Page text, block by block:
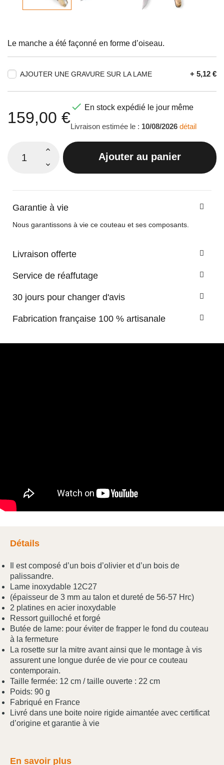
Le manche a été façonné en forme d’oiseau.
AJOUTER UNE GRAVURE SUR LA LAME + 5,12 €
159,00 €
 En stock expédié le jour même
Livraison estimée le : 10/08/2026 détail
Ajouter au panier
Garantie à vie
Nous garantissons à vie ce couteau et ses composants.
Livraison offerte
Service de réaffutage
30 jours pour changer d'avis
Fabrication française 100 % artisanale
Détails
Il est composé d’un bois d’olivier et d’un bois de
palissandre.
Lame inoxydable 12C27
(épaisseur de 3 mm au talon et dureté de 56-57 Hrc)
2 platines en acier inoxydable
Ressort guilloché et forgé
Butée de lame: pour éviter de frapper le fond du couteau
à la fermeture
La rosette sur la mitre avant ainsi que le montage à vis
assurent une longue durée de vie pour ce couteau
contemporain.
Taille fermée: 12 cm / taille ouverte : 22 cm
Poids: 90 g
Fabriqué en France
Livré dans une boite noire rigide aimantée avec certificat
d’origine et garantie à vie
En savoir plus